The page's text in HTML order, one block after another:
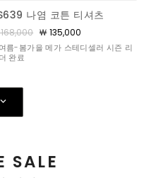
나염 코튼 티셔츠
￦ 135,000
름-봄가을 메가 스테디셀러 시즌 리
완료
SALE